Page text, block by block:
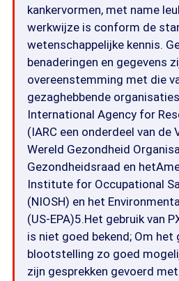
kankervormen, met name
werkwijze is conform de
wetenschappelijke kennis.
benaderingen en gegevens
overeenstemming met die
gezaghebbende
International Agency for
(IARC een onderdeel van de
Wereld Gezondheid
Gezondheidsraad en
Institute for Occupational
(NIOSH) en het
(US-EPA)5.Het gebruik van
is niet goed bekend; Om het
blootstelling zo goed
zijn gesprekken gevoerd